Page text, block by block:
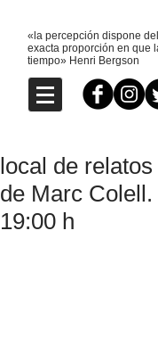
«la percepción dispone
exacta proporción en que
tiempo» Henri Bergson
local de
de Marc
19:00 h